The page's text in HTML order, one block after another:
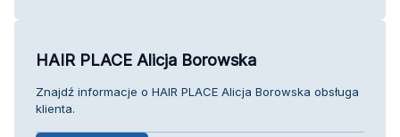
HAIR PLACE Alicja Borowska
Znajdź informacje o HAIR PLACE Alicja Borowska obsługa
klienta.